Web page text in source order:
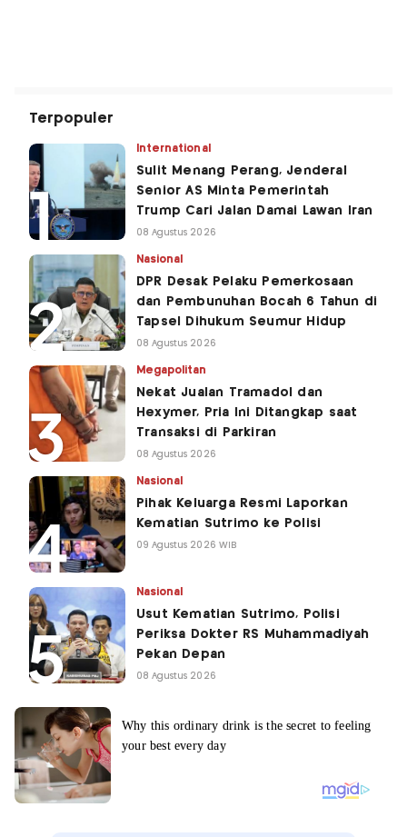
Terpopuler
International
Sulit Menang Perang, Jenderal
Senior AS Minta Pemerintah
Trump Cari Jalan Damai Lawan Iran
08 Agustus 2026
Nasional
DPR Desak Pelaku Pemerkosaan
dan Pembunuhan Bocah 6 Tahun di
Tapsel Dihukum Seumur Hidup
08 Agustus 2026
Megapolitan
Nekat Jualan Tramadol dan
Hexymer, Pria Ini Ditangkap saat
Transaksi di Parkiran
08 Agustus 2026
Nasional
Pihak Keluarga Resmi Laporkan
Kematian Sutrimo ke Polisi
09 Agustus 2026 WIB
Nasional
Usut Kematian Sutrimo, Polisi
Periksa Dokter RS Muhammadiyah
Pekan Depan
08 Agustus 2026